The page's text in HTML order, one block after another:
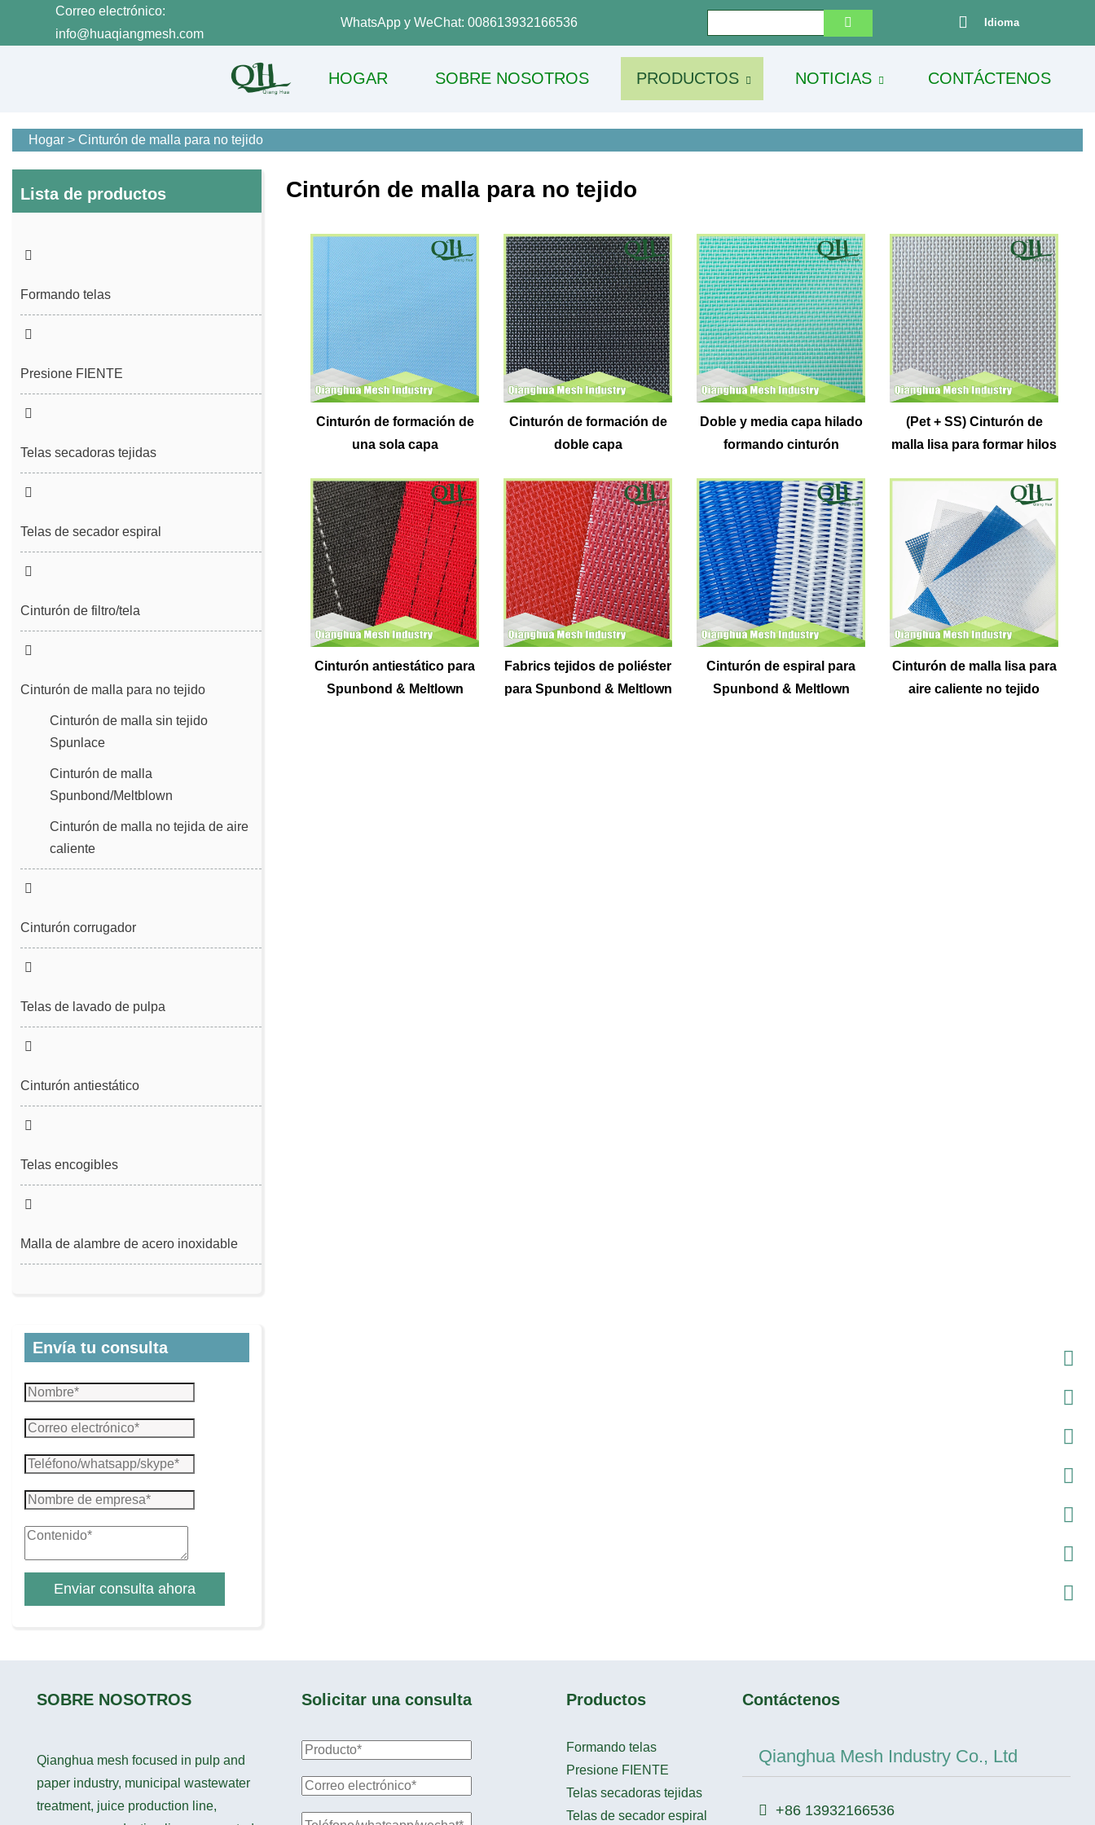
Correo electrónico:
info@huaqiangmesh.com
WhatsApp y WeChat: 008613932166536 Idioma
HOGAR SOBRE NOSOTROS PRODUCTOS NOTICIAS CONTÁCTENOS
Hogar > Cinturón de malla para no tejido
Lista de productos
Formando telas
Presione FIENTE
Fieltro de costura sin fin
Telas secadoras tejidas
Telas de secador espiral
Cinturón de filtro/tela
Cinturón de filtro de prensa espiral
Cinturón de malla de poliéster liso
Tela de filtro
Cinturón de desulfurización
Cinturón de vacío
Cinturón de malla para no tejido
Cinturón de malla sin tejido
Spunlace
Cinturón de malla
Spunbond/Meltblown
Cinturón de malla no tejida de aire
caliente
Cinturón corrugador
Telas de lavado de pulpa
Cinturón antiestático
Telas encogibles
Malla de alambre de acero inoxidable
Envía tu consulta
Enviar consulta ahora
Cinturón de malla para no tejido
Cinturón de formación de
una sola capa
Cinturón de formación de
doble capa
Doble y media capa hilado
formando cinturón
(Pet + SS) Cinturón de
malla lisa para formar hilos
Cinturón antiestático para
Spunbond & Meltlown
Fabrics tejidos de poliéster
para Spunbond & Meltlown
Cinturón de espiral para
Spunbond & Meltlown
Cinturón de malla lisa para
aire caliente no tejido
SOBRE NOSOTROS
Qianghua mesh focused in pulp and
paper industry, municipal wastewater
treatment, juice production line,
Solicitar una consulta Productos
Formando telas
Presione FIENTE
Telas secadoras tejidas
Telas de secador espiral
Contáctenos
Qianghua Mesh Industry Co., Ltd
+86 13932166536